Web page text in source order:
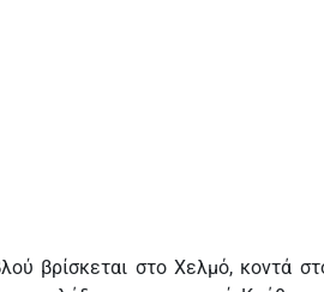
βρίσκεται στο Χελμό, κοντά